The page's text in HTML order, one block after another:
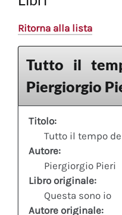
Ritorna alla lista
Tutto il
Piergiorgio
Titolo:
Tutto il tempo
Autore:
Piergiorgio Pieri
Libro originale:
Questa sono io
Autore originale: